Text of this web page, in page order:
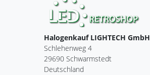
Halogenkauf LIGHTECH GmbH
Schlehenweg 4
29690 Schwarmstedt
Deutschland